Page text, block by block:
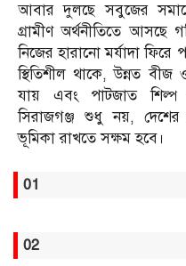
আবার দুলছে সবুজের
গ্রামীণ অর্থনীতিতে
নিজের হারানো মর্যাদা ফিরে
স্থিতিশীল থাকে, উন্নত
যায় এবং পাটজাত
সিরাজগঞ্জ শুধু নয়, দেশের
ভূমিকা রাখতে সক্ষম হবে।
01
02